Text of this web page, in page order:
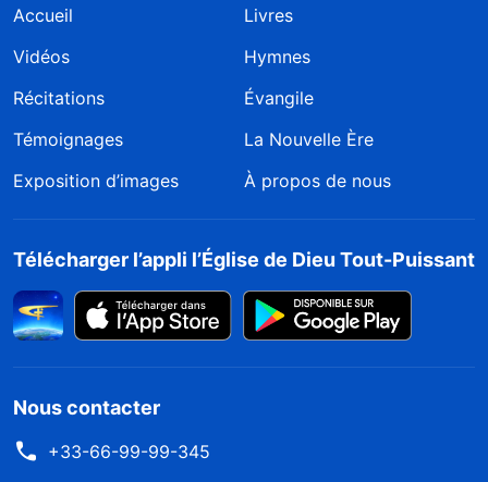
Accueil
Livres
Vidéos
Hymnes
Récitations
Évangile
Témoignages
La Nouvelle Ère
Exposition d’images
À propos de nous
Télécharger l’appli l’Église de Dieu Tout-Puissant
Nous contacter
+33-66-99-99-345